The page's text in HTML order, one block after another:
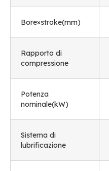
Bore×stroke(mm)
Rapporto di
compressione
Potenza
nominale(kW)
Sistema di
lubrificazione